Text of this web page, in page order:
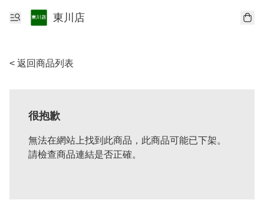
東川店
< 返回商品列表
很抱歉
無法在網站上找到此商品，此商品可能已下架。
請檢查商品連結是否正確。